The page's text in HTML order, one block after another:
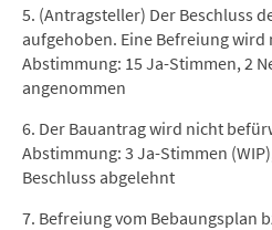
5. (Antragsteller) Der Beschluss
aufgehoben. Eine Befreiung
Abstimmung: 15 Ja-Stimmen, 2
angenommen
6. Der Bauantrag wird nicht
Abstimmung: 3 Ja-Stimmen
Beschluss abgelehnt
7. Befreiung vom Bebaungsplan